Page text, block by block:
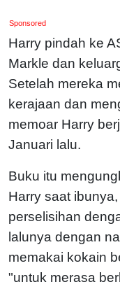
Sponsored
Harry pindah ke
Markle dan
Setelah mereka
kerajaan dan
memoar Harry
Januari lalu.
Buku itu
Harry saat
perselisihan
lalunya dengan
memakai kokain
"untuk merasa